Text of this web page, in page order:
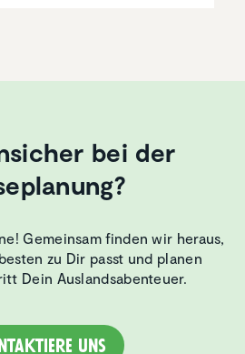
bei der
Gemeinsam finden wir heraus,
zu Dir passt und planen
Dein Auslandsabenteuer.
uns